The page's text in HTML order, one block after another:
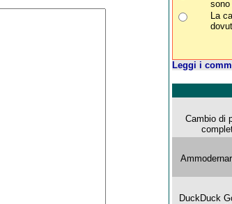
sono
La
Leggi i
Cambio di
DuckDuck